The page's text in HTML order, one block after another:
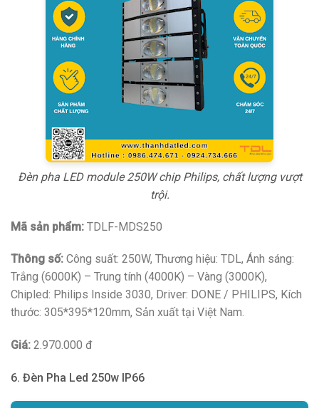
Đèn pha LED module 250W chip Philips, chất lượng vượt
trội.
Mã sản phẩm: TDLF-MDS250
Thông số: Công suất: 250W, Thương hiệu: TDL, Ánh sáng:
Trắng (6000K) – Trung tính (4000K) – Vàng (3000K),
Chipled: Philips Inside 3030, Driver: DONE / PHILIPS, Kích
thước: 305*395*120mm, Sản xuất tại Việt Nam.
Giá: 2.970.000 đ
6. Đèn Pha Led 250w IP66